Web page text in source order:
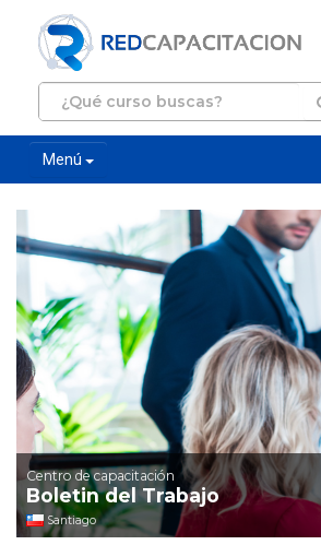
Menú
Centro de capacitación
Boletin del Trabajo
Santiago